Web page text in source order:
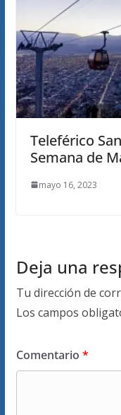
Teleférico
Semana de
mayo 16, 2023
Deja una
Tu dirección de
Los campos
Comentario *